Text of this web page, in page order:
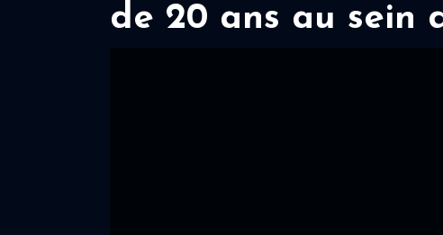
de 20 ans au sein